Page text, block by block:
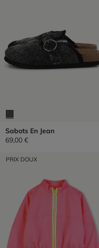
Sabots En Jean
69,00 €
PRIX DOUX